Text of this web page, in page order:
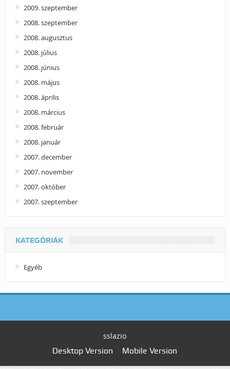
2009. szeptember
2008. szeptember
2008. augusztus
2008. július
2008. június
2008. május
2008. április
2008. március
2008. február
2008. január
2007. december
2007. november
2007. október
2007. szeptember
KATEGÓRIÁK
Egyéb
sslazio
Desktop Version
Mobile Version